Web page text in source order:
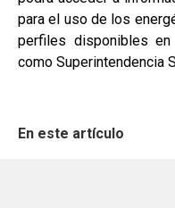
para el uso de los
perfiles disponibles en
como Superintendencia
En este artículo